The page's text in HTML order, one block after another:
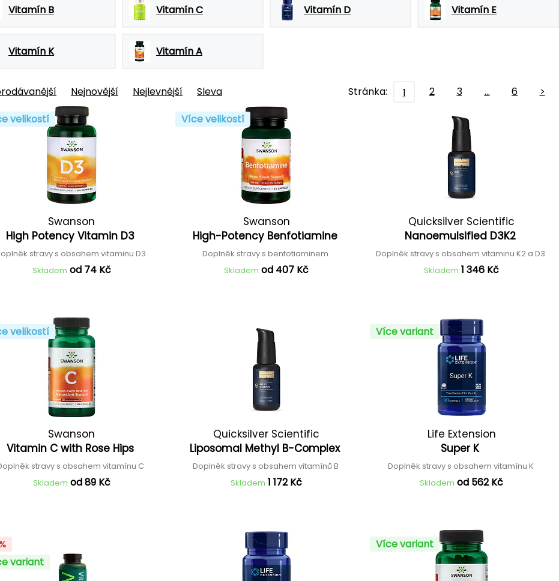
Vitamín B Vitamín C Vitamín D Vitamín E
Vitamín K Vitamín A
Nejnovější Nejlevnější Sleva Stránka: 1 2 3 … 6
>
velikostí
Swanson
High Potency Vitamin D3
stravy s obsahem vitaminu D3
Skladem od 74 Kč
Více velikostí
Swanson
High-Potency Benfotiamine
Doplněk stravy s benfotiaminem
Skladem od 407 Kč
Quicksilver Scientific
Nanoemulsified D3K2
Doplněk stravy s obsahem vitaminu K2 a D3
Skladem 1 346 Kč
velikostí
Swanson
Vitamin C with Rose Hips
stravy s obsahem vitamínu C
Skladem od 89 Kč
Quicksilver Scientific
Liposomal Methyl B-Complex
Doplněk stravy s obsahem vitamínů B
Skladem 1 172 Kč
Více variant
Life Extension
Super K
Doplněk stravy s obsahem vitamínu K
Skladem od 562 Kč
variant
Více variant